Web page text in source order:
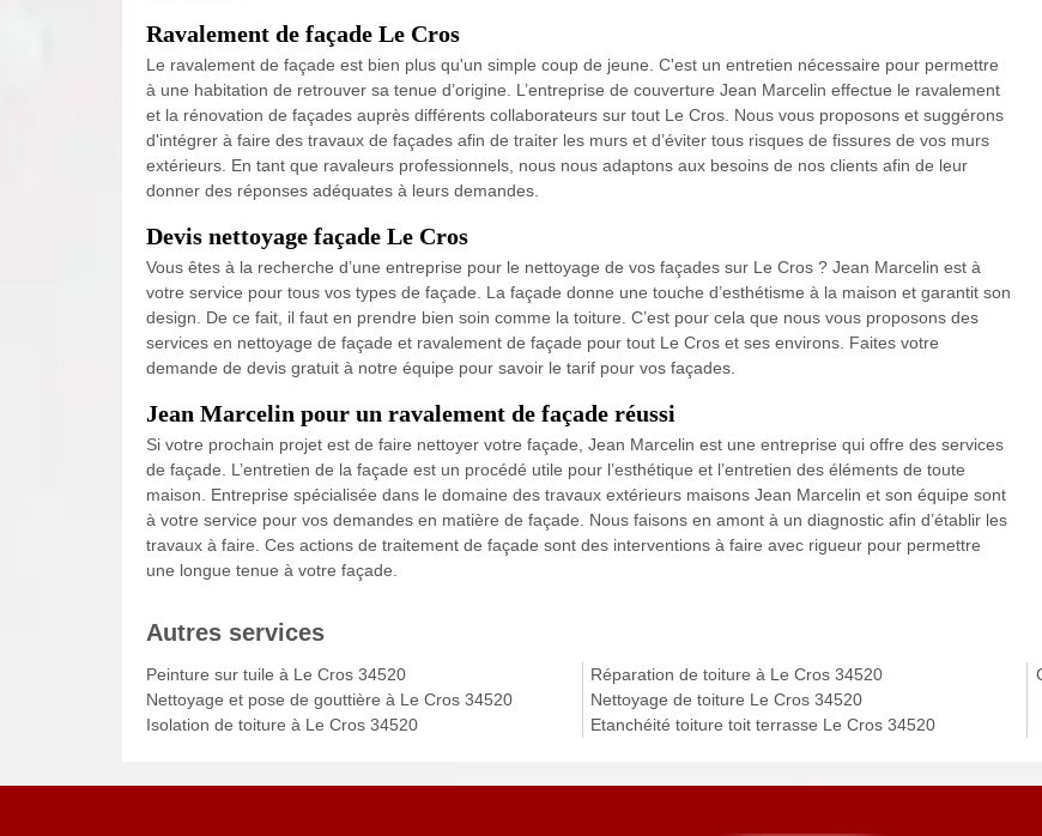
Ravalement de façade Le Cros
Le ravalement de façade est bien plus qu'un simple coup de jeune. C'est un entretien nécessaire pour permettre
à une habitation de retrouver sa tenue d’origine. L’entreprise de couverture Jean Marcelin effectue le ravalement
et la rénovation de façades auprès différents collaborateurs sur tout Le Cros. Nous vous proposons et suggérons
d'intégrer à faire des travaux de façades afin de traiter les murs et d’éviter tous risques de fissures de vos murs
extérieurs. En tant que ravaleurs professionnels, nous nous adaptons aux besoins de nos clients afin de leur
donner des réponses adéquates à leurs demandes.
Devis nettoyage façade Le Cros
Vous êtes à la recherche d’une entreprise pour le nettoyage de vos façades sur Le Cros ? Jean Marcelin est à
votre service pour tous vos types de façade. La façade donne une touche d’esthétisme à la maison et garantit son
design. De ce fait, il faut en prendre bien soin comme la toiture. C’est pour cela que nous vous proposons des
services en nettoyage de façade et ravalement de façade pour tout Le Cros et ses environs. Faites votre
demande de devis gratuit à notre équipe pour savoir le tarif pour vos façades.
Jean Marcelin pour un ravalement de façade réussi
Si votre prochain projet est de faire nettoyer votre façade, Jean Marcelin est une entreprise qui offre des services
de façade. L’entretien de la façade est un procédé utile pour l’esthétique et l’entretien des éléments de toute
maison. Entreprise spécialisée dans le domaine des travaux extérieurs maisons Jean Marcelin et son équipe sont
à votre service pour vos demandes en matière de façade. Nous faisons en amont à un diagnostic afin d’établir les
travaux à faire. Ces actions de traitement de façade sont des interventions à faire avec rigueur pour permettre
une longue tenue à votre façade.
Autres services
Peinture sur tuile à Le Cros 34520
Nettoyage et pose de gouttière à Le Cros 34520
Isolation de toiture à Le Cros 34520
Réparation de toiture à Le Cros 34520
Nettoyage de toiture Le Cros 34520
Etanchéité toiture toit terrasse Le Cros 34520